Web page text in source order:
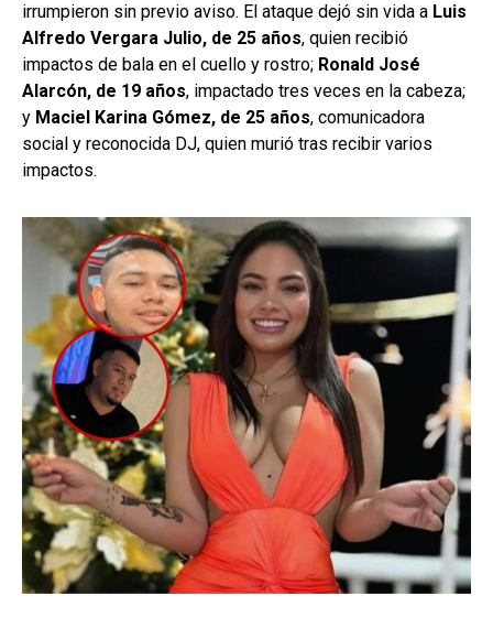
irrumpieron sin previo aviso. El ataque dejó sin vida a Luis
Alfredo Vergara Julio, de 25 años, quien recibió
impactos de bala en el cuello y rostro; Ronald José
Alarcón, de 19 años, impactado tres veces en la cabeza;
y Maciel Karina Gómez, de 25 años, comunicadora
social y reconocida DJ, quien murió tras recibir varios
impactos.